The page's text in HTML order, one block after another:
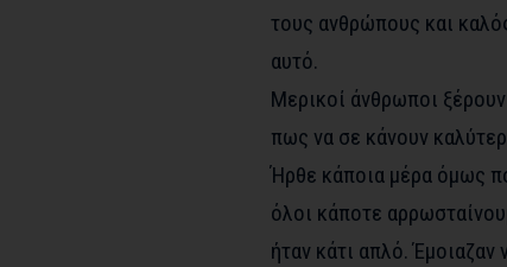
τους ανθρώπους και
αυτό.
Μερικοί άνθρωποι
πως να σε κάνουν
Ήρθε κάποια μέρα όμως
όλοι κάποτε
ήταν κάτι απλό.